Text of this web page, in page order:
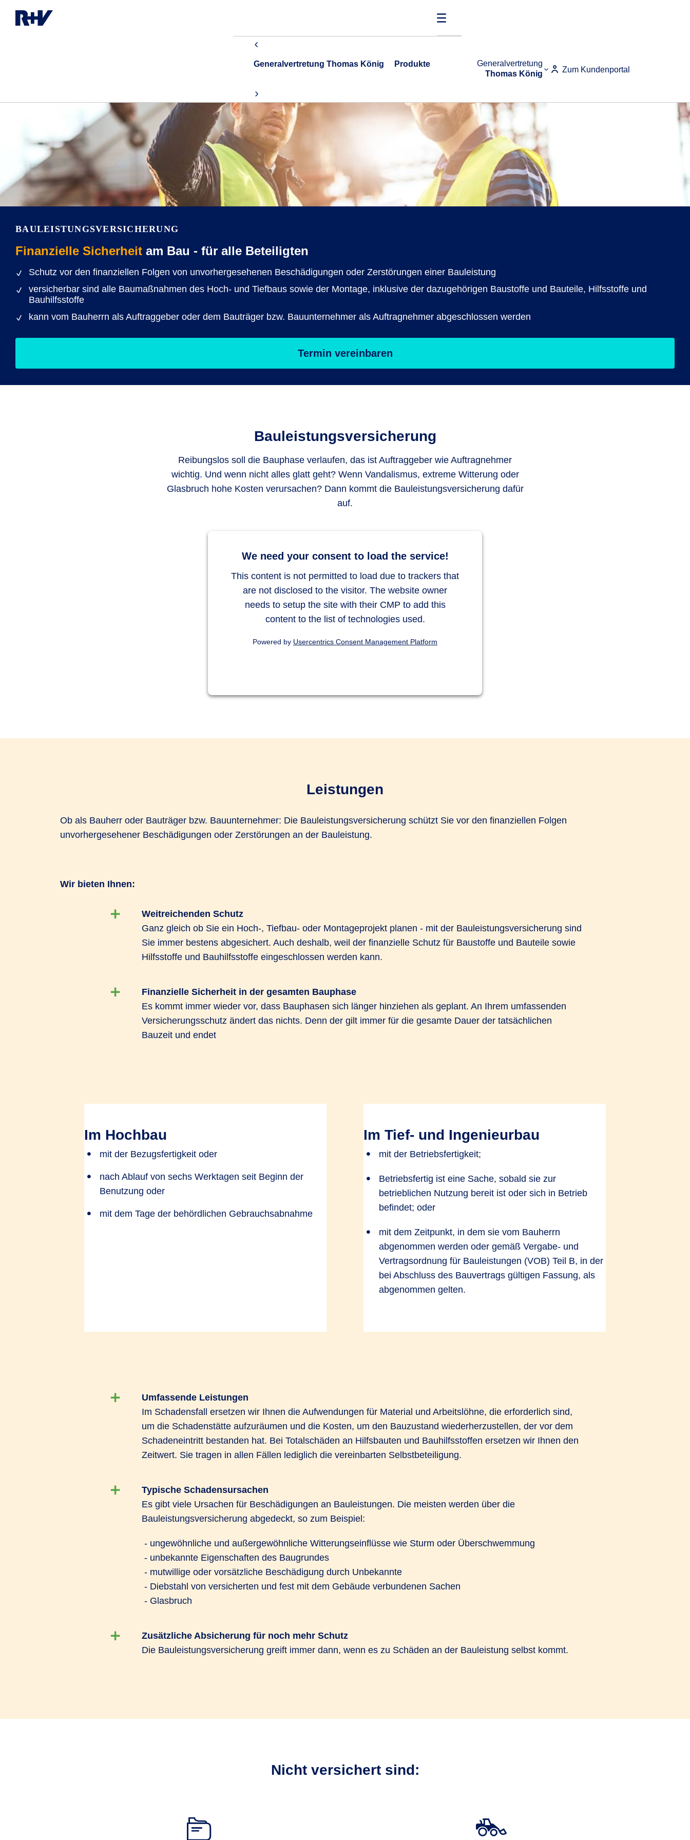
Generalvertretung
Thomas König
Zum Kundenportal
Generalvertretung Thomas König Produkte
BAULEISTUNGS­VERSICHERUNG
Finanzielle Sicherheit am Bau - für alle Beteiligten
Schutz vor den finanziellen Folgen von unvorhergesehenen Beschädigungen oder Zerstörungen einer Bauleistung
versicherbar sind alle Baumaßnahmen des Hoch- und Tiefbaus sowie der Montage, inklusive der dazugehörigen Baustoffe und Bauteile, Hilfsstoffe und
Bauhilfsstoffe
kann vom Bauherrn als Auftraggeber oder dem Bauträger bzw. Bauunternehmer als Auftragnehmer abgeschlossen werden
Termin vereinbaren
Bauleistungs­versicherung
Reibungslos soll die Bauphase verlaufen, das ist Auftraggeber wie Auftragnehmer
wichtig. Und wenn nicht alles glatt geht? Wenn Vandalismus, extreme Witterung oder
Glasbruch hohe Kosten verursachen? Dann kommt die Bauleistungsversicherung dafür
auf.
We need your consent to load the service!
This content is not permitted to load due to trackers that
are not disclosed to the visitor. The website owner
needs to setup the site with their CMP to add this
content to the list of technologies used.
Powered by Usercentrics Consent Management Platform
Leistungen
Ob als Bauherr oder Bauträger bzw. Bauunternehmer: Die Bauleistungsversicherung schützt Sie vor den finanziellen Folgen
unvorhergesehener Beschädigungen oder Zerstörungen an der Bauleistung.
Wir bieten Ihnen:
Weitreichenden Schutz
Ganz gleich ob Sie ein Hoch-, Tiefbau- oder Montageprojekt planen - mit der Bauleistungsversicherung sind
Sie immer bestens abgesichert. Auch deshalb, weil der finanzielle Schutz für Baustoffe und Bauteile sowie
Hilfsstoffe und Bauhilfsstoffe eingeschlossen werden kann.
Finanzielle Sicherheit in der gesamten Bauphase
Es kommt immer wieder vor, dass Bauphasen sich länger hinziehen als geplant. An Ihrem umfassenden
Versicherungsschutz ändert das nichts. Denn der gilt immer für die gesamte Dauer der tatsächlichen
Bauzeit und endet
Im Hochbau
mit der Bezugsfertigkeit oder
nach Ablauf von sechs Werktagen seit Beginn der
Benutzung oder
mit dem Tage der behördlichen Gebrauchsabnahme
Im Tief- und Ingenieurbau
mit der Betriebsfertigkeit;
Betriebsfertig ist eine Sache, sobald sie zur
betrieblichen Nutzung bereit ist oder sich in Betrieb
befindet; oder
mit dem Zeitpunkt, in dem sie vom Bauherrn
abgenommen werden oder gemäß Vergabe- und
Vertragsordnung für Bauleistungen (VOB) Teil B, in der
bei Abschluss des Bauvertrags gültigen Fassung, als
abgenommen gelten.
Umfassende Leistungen
Im Schadensfall ersetzen wir Ihnen die Aufwendungen für Material und Arbeitslöhne, die erforderlich sind,
um die Schadenstätte aufzuräumen und die Kosten, um den Bauzustand wiederherzustellen, der vor dem
Schadeneintritt bestanden hat. Bei Totalschäden an Hilfsbauten und Bauhilfsstoffen ersetzen wir Ihnen den
Zeitwert. Sie tragen in allen Fällen lediglich die vereinbarten Selbstbeteiligung.
Typische Schadensursachen
Es gibt viele Ursachen für Beschädigungen an Bauleistungen. Die meisten werden über die
Bauleistungsversicherung abgedeckt, so zum Beispiel:
- ungewöhnliche und außergewöhnliche Witterungseinflüsse wie Sturm oder Überschwemmung
- unbekannte Eigenschaften des Baugrundes
- mutwillige oder vorsätzliche Beschädigung durch Unbekannte
- Diebstahl von versicherten und fest mit dem Gebäude verbundenen Sachen
- Glasbruch
Zusätzliche Absicherung für noch mehr Schutz
Die Bauleistungsversicherung greift immer dann, wenn es zu Schäden an der Bauleistung selbst kommt.
Nicht versichert sind: